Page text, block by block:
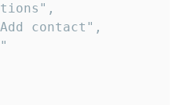
contact",